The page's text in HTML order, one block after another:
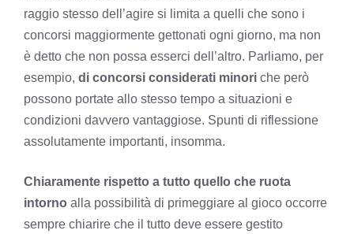
raggio stesso dell’agire si limita a quelli che sono i
concorsi maggiormente gettonati ogni giorno, ma non
è detto che non possa esserci dell’altro. Parliamo, per
esempio, di concorsi considerati minori che però
possono portate allo stesso tempo a situazioni e
condizioni davvero vantaggiose. Spunti di riflessione
assolutamente importanti, insomma.
Chiaramente rispetto a tutto quello che ruota
intorno alla possibilità di primeggiare al gioco occorre
sempre chiarire che il tutto deve essere gestito